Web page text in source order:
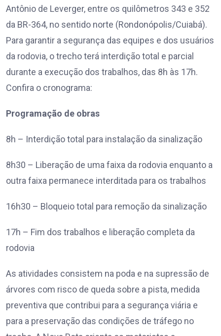
Antônio de Leverger, entre os quilômetros 343 e 352
da BR-364, no sentido norte (Rondonópolis/Cuiabá).
Para garantir a segurança das equipes e dos usuários
da rodovia, o trecho terá interdição total e parcial
durante a execução dos trabalhos, das 8h às 17h.
Confira o cronograma:
Programação de obras
8h – Interdição total para instalação da sinalização
8h30 – Liberação de uma faixa da rodovia enquanto a
outra faixa permanece interditada para os trabalhos
16h30 – Bloqueio total para remoção da sinalização
17h – Fim dos trabalhos e liberação completa da
rodovia
As atividades consistem na poda e na supressão de
árvores com risco de queda sobre a pista, medida
preventiva que contribui para a segurança viária e
para a preservação das condições de tráfego no